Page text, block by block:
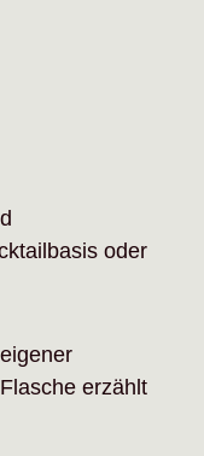
oder
erzählt